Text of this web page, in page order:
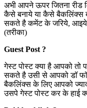
अभी आपने ऊपर जितना रीड
कैसे बनाये या कैसे बैकलिंक्स
सकते है कमेंट के जरिये, आइये
(तरीका)
Guest Post ?
गेस्ट पोस्ट क्या है आपको तो
सकते है उसी से आपको डॉ
बैकलिंक्स के लिए आपको
उसपे गेस्ट पोस्ट कर के हाई